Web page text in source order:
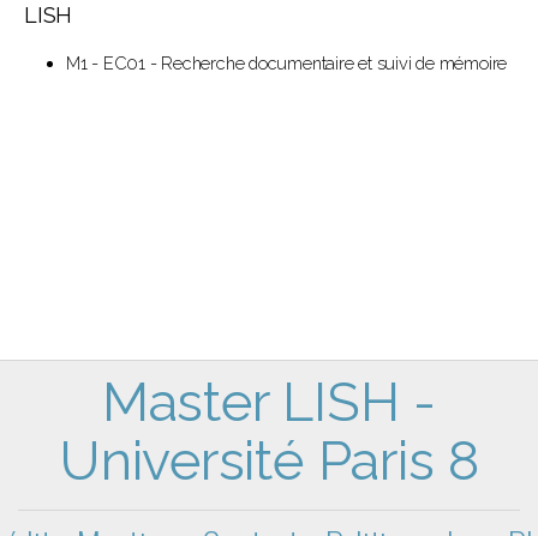
LISH
M1 - EC01 - Recherche documentaire et suivi de mémoire
Master LISH -
Université Paris 8